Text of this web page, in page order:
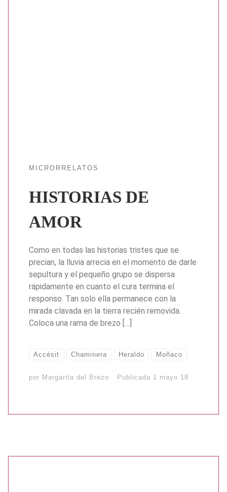
MICRORRELATOS
HISTORIAS DE
AMOR
Como en todas las historias tristes que se
precian, la lluvia arrecia en el momento de darle
sepultura y el pequeño grupo se dispersa
rápidamente en cuanto el cura termina el
responso. Tan solo ella permanece con la
mirada clavada en la tierra recién removida.
Coloca una rama de brezo […]
Accésit Chaminera Heraldo Moñaco
por Margarita del Brezo Publicada 1 mayo 18